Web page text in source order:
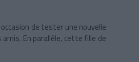
de tester une nouvelle
En parallèle, cette fille de